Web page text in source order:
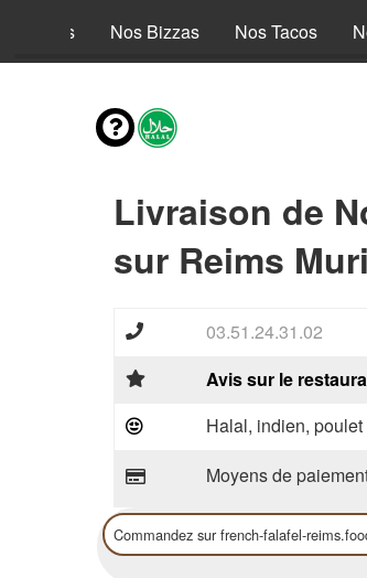
Entrées Nos Bizzas Nos Tacos
Livraison de
sur Reims
03.51.24.31.02
Avis sur le
Halal, indien,
Moyens de